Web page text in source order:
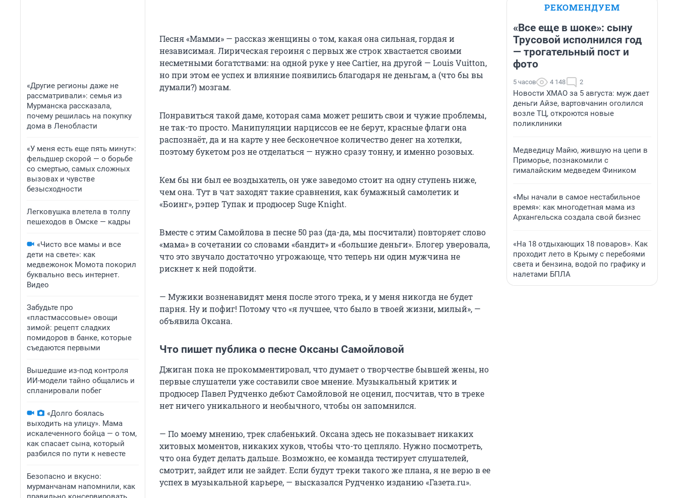
«Другие регионы даже не
рассматривали»: семья из
Мурманска рассказала,
почему решилась на покупку
дома в Ленобласти
«У меня есть еще пять минут»:
фельдшер скорой — о борьбе
со смертью, самых сложных
вызовах и чувстве
безысходности
Легковушка влетела в толпу
пешеходов в Омске — кадры
«Чисто все мамы и все
дети на свете»: как
медвежонок Момота покорил
буквально весь интернет.
Видео
Забудьте про
«пластмассовые» овощи
зимой: рецепт сладких
помидоров в банке, которые
съедаются первыми
Вышедшие из-под контроля
ИИ-модели тайно общались и
спланировали побег
«Долго боялась
выходить на улицу». Мама
искалеченного бойца — о том,
как спасает сына, который
разбился по пути к невесте
Безопасно и вкусно:
мурманчанам напомнили, как
Песня «Мамми» — рассказ женщины о том, какая она сильная, гордая и
независимая. Лирическая героиня с первых же строк хвастается своими
несметными богатствами: на одной руке у нее Cartier, на другой — Louis Vuitton,
но при этом ее успех и влияние появились благодаря не деньгам, а (что бы вы
думали?) мозгам.
Понравиться такой даме, которая сама может решить свои и чужие проблемы,
не так-то просто. Манипуляции нарциссов ее не берут, красные флаги она
распознаёт, да и на карте у нее бесконечное количество денег на хотелки,
поэтому букетом роз не отделаться — нужно сразу тонну, и именно розовых.
Кем бы ни был ее воздыхатель, он уже заведомо стоит на одну ступень ниже,
чем она. Тут в чат заходят такие сравнения, как бумажный самолетик и
«Боинг», рэпер Тупак и продюсер Suge Knight.
Вместе с этим Самойлова в песне 50 раз (да-да, мы посчитали) повторяет слово
«мама» в сочетании со словами «бандит» и «большие деньги». Блогер уверовала,
что это звучало достаточно угрожающе, что теперь ни один мужчина не
рискнет к ней подойти.
— Мужики возненавидят меня после этого трека, и у меня никогда не будет
парня. Ну и пофиг! Потому что «я лучшее, что было в твоей жизни, милый», —
объявила Оксана.
Что пишет публика о песне Оксаны Самойловой
Джиган пока не прокомментировал, что думает о творчестве бывшей жены, но
первые слушатели уже составили свое мнение. Музыкальный критик и
продюсер Павел Рудченко дебют Самойловой не оценил, посчитав, что в треке
нет ничего уникального и необычного, чтобы он запомнился.
— По моему мнению, трек слабенький. Оксана здесь не показывает никаких
хитовых моментов, никаких хуков, чтобы что-то цепляло. Нужно посмотреть,
что она будет делать дальше. Возможно, ее команда тестирует слушателей,
смотрит, зайдет или не зайдет. Если будут треки такого же плана, я не верю в ее
успех в музыкальной карьере, — высказался Рудченко изданию «Газета.ru».
РЕКОМЕНДУЕМ
«Все еще в шоке»: сыну
Трусовой исполнился год
— трогательный пост и
фото
5 часов 4 148 2
Новости ХМАО за 5 августа: муж дает
деньги Айзе, вартовчанин оголился
возле ТЦ, откроются новые
поликлиники
Медведицу Майю, жившую на цепи в
Приморье, познакомили с
гималайским медведем Фиником
«Мы начали в самое нестабильное
время»: как многодетная мама из
Архангельска создала свой бизнес
«На 18 отдыхающих 18 поваров». Как
проходит лето в Крыму с перебоями
света и бензина, водой по графику и
налетами БПЛА